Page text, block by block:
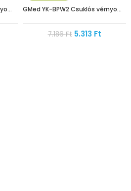
GMed YK-BPA2 Felkaros vérnyomásmérő GMed YK-BPW2 Csuklós vérnyomásmérő
7.186Ft 5.313 Ft